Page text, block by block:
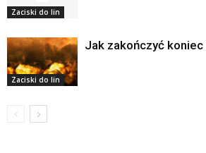
Zaciski do lin
Zaciski do lin
Jak zakończyć koniec